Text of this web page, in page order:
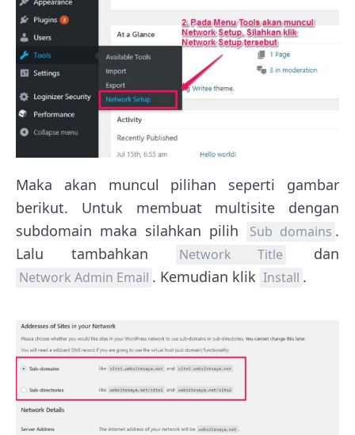
Maka akan muncul pilihan seperti gambar
berikut. Untuk membuat multisite dengan
subdomain maka silahkan pilih
Sub domains .
Lalu tambahkan
Network Title dan
Network Admin Email . Kemudian klik Install .